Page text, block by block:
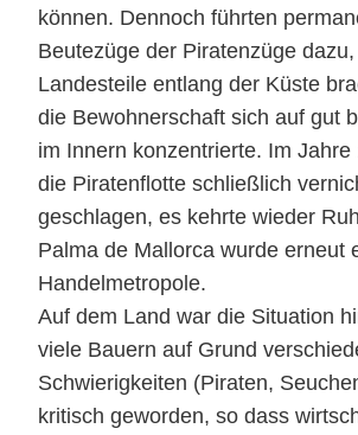
können. Dennoch führten
Beutezüge der Piratenzüge
Landesteile entlang der Küste
die Bewohnerschaft sich auf gut
im Innern konzentrierte. Im Jahre
die Piratenflotte schließlich
geschlagen, es kehrte wieder
Palma de Mallorca wurde erneut
Handelmetropole.
Auf dem Land war die Situation
viele Bauern auf Grund
Schwierigkeiten (Piraten,
kritisch geworden, so dass